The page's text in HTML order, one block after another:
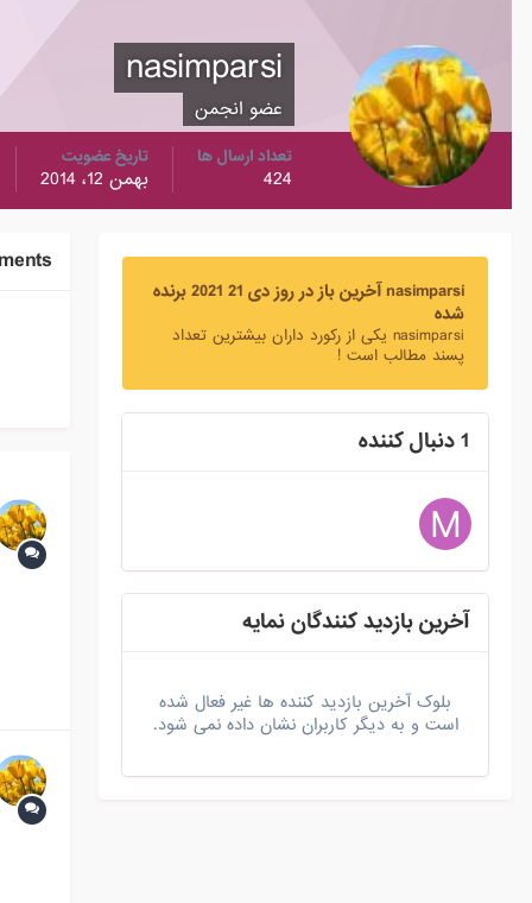
nasimparsi
عضو انجمن
تعداد ارسال ها
424
تاریخ عضویت
بهمن 12، 2014
nasimparsi آخرین باز در روز دی 21 2021 برنده
شده
nasimparsi یکی از رکورد داران بیشترین تعداد
پسند مطالب است !
1 دنبال کننده
آخرین بازدید کنندگان نمایه
بلوک آخرین بازدید کننده ها غیر فعال شده
است و به دیگر کاربران نشان داده نمی شود.